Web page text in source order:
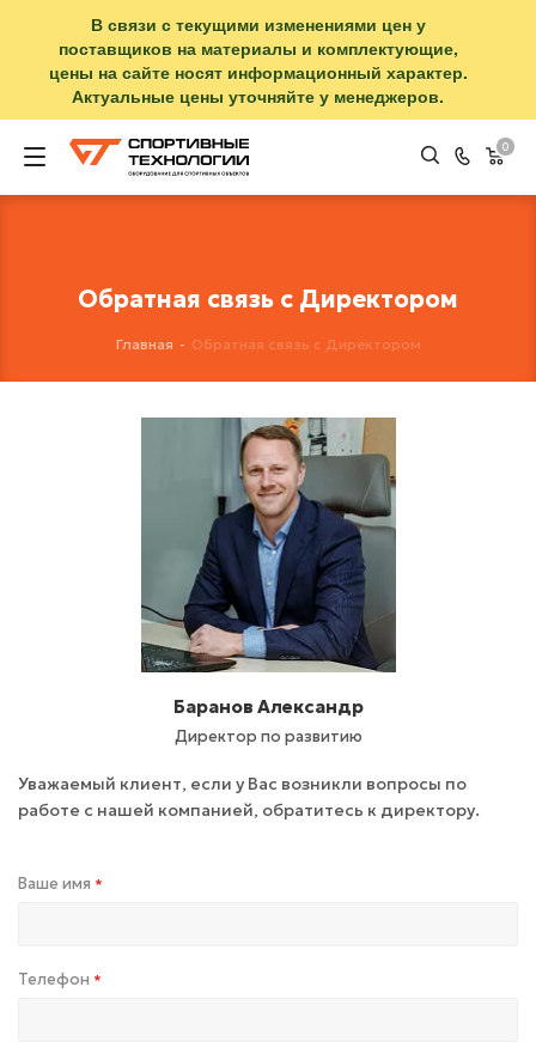
В связи с текущими изменениями цен у
поставщиков на материалы и комплектующие,
цены на сайте носят информационный характер.
Актуальные цены уточняйте у менеджеров.
0
Обратная связь с Директором
Главная - Обратная связь с Директором
Баранов Александр
Директор по развитию
Уважаемый клиент, если у Вас возникли вопросы по
работе с нашей компанией, обратитесь к директору.
Ваше имя *
Телефон *